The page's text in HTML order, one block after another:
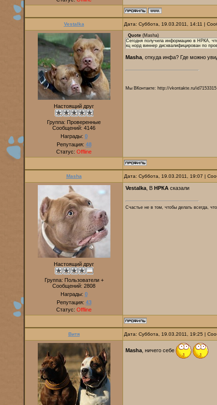
Vestalka Дата: Суббота, 19.03.2011, 14:11 |
Настоящий друг
Группа: Проверенные
Сообщений: 4146
Награды: 0
Репутация: 48
Статус: Offline
Quote (Masha)
Сегодня получила информацию в НРКА,
кц норд виннер дисквалифицирован по
Masha , откуда инфа? Где можно
Мы ВКонтакте: http://vkontakte.ru/id7153315
Masha Дата: Суббота, 19.03.2011, 19:07 |
Настоящий друг
Группа: Пользователи +
Сообщений: 2808
Награды: 0
Репутация: 43
Статус: Offline
Vestalka , В НРКА сказали
Счастье не в том, чтобы делать всегда,
Витя Дата: Суббота, 19.03.2011, 19:25 |
Masha , ничего себе